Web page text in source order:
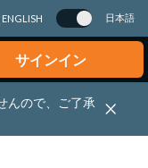
ENGLISH 日本語
サインイン
んので、ご了承